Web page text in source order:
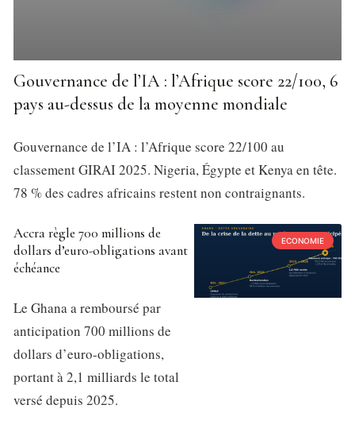
Gouvernance de l’IA : l’Afrique score 22/100, 6
pays au-dessus de la moyenne mondiale
Gouvernance de l’IA : l’Afrique score 22/100 au
classement GIRAI 2025. Nigeria, Égypte et Kenya en tête.
78 % des cadres africains restent non contraignants.
ECONOMIE
Accra règle 700 millions de
dollars d’euro-obligations avant
échéance
Le Ghana a remboursé par
anticipation 700 millions de
dollars d’euro-obligations,
portant à 2,1 milliards le total
versé depuis 2025.